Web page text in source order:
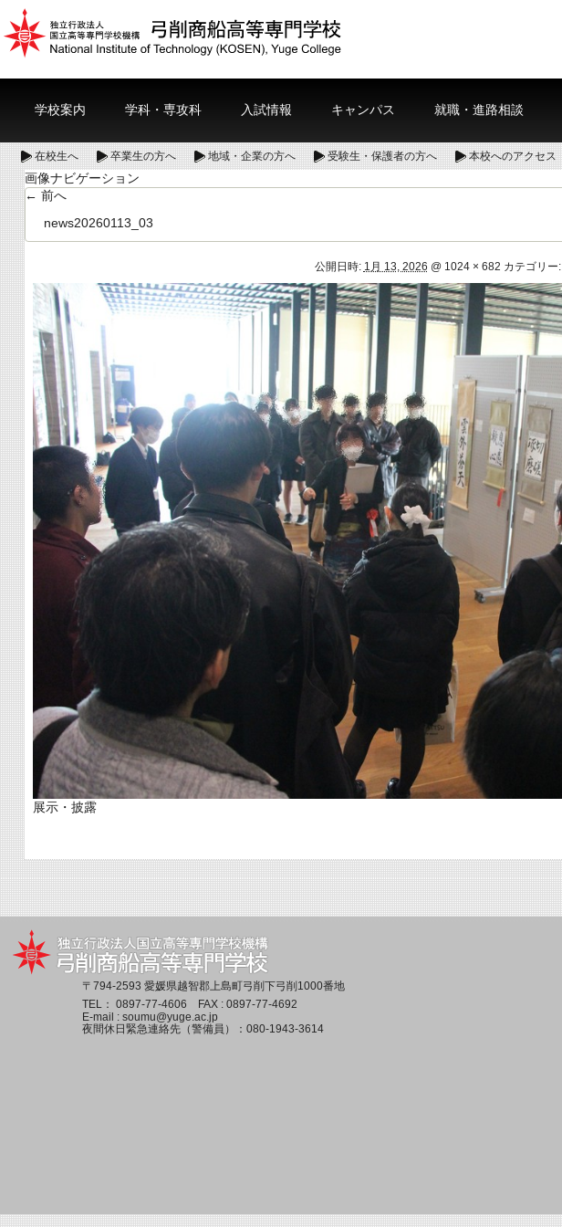
学校案内 学科・専攻科 入試情報 キャンパス 就職・進路相談
在校生へ 卒業生の方へ 地域・企業の方へ 受験生・保護者の方へ 本校へのアクセス
画像ナビゲーション
← 前へ
news20260113_03
公開日時: 1月 13, 2026 @ 1024 × 682 カテゴリー:
展示・披露
〒794-2593 愛媛県越智郡上島町弓削下弓削1000番地
TEL：0897-77-4606
FAX : 0897-77-4692
E-mail :soumu@yuge.ac.jp
夜間休日緊急連絡先（警備員）：080-1943-3614